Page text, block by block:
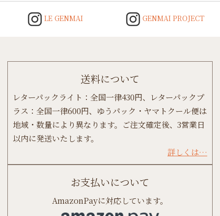
LE GENMAI GENMAI PROJECT
送料について
レターパックライト：全国一律430円、レターパックプ
ラス：全国一律600円、ゆうパック・ヤマトクール便は
地域・数量により異なります。ご注文確定後、3営業日
以内に発送いたします。
詳しくは…
お支払いについて
AmazonPayに対応しています。